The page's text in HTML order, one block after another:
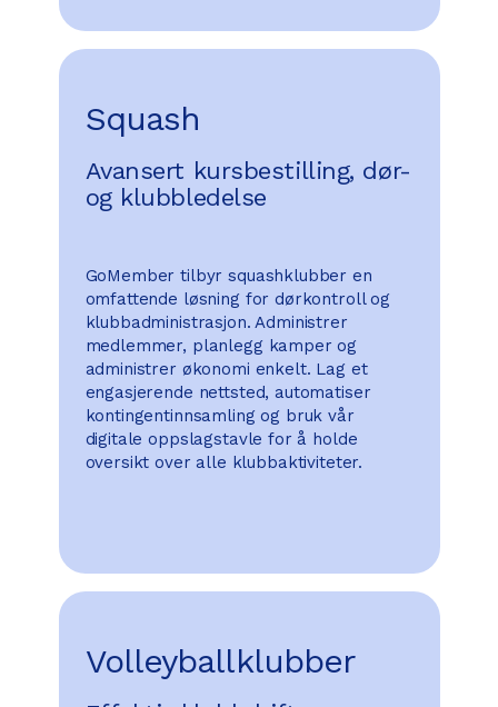
Squash
Avansert kursbestilling, dør-
og klubbledelse
GoMember tilbyr squashklubber en
omfattende løsning for dørkontroll og
klubbadministrasjon. Administrer
medlemmer, planlegg kamper og
administrer økonomi enkelt. Lag et
engasjerende nettsted, automatiser
kontingentinnsamling og bruk vår
digitale oppslagstavle for å holde
oversikt over alle klubbaktiviteter.
Volleyballklubber